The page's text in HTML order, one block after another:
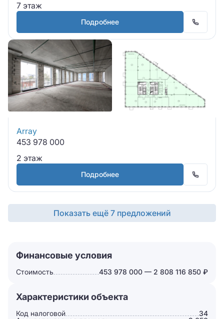
7 этаж
Подробнее
Array
453 978 000
2 этаж
Подробнее
Показать ещё 7 предложений
Финансовые условия
Стоимость 453 978 000 — 2 808 116 850 ₽
Характеристики объекта
Код налоговой
34